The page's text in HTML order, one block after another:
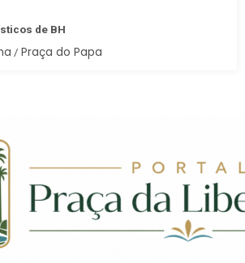
de BH
/ Praça do Papa